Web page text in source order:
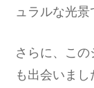
ュラルな光景
さらに、こ
も出会いまし